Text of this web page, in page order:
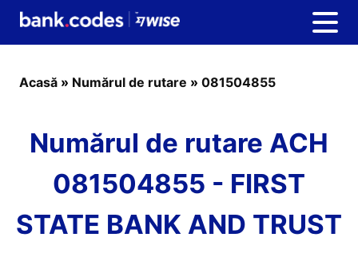
Acasă » Numărul de rutare » 081504855
Numărul de rutare ACH
081504855 - FIRST
STATE BANK AND TRUST